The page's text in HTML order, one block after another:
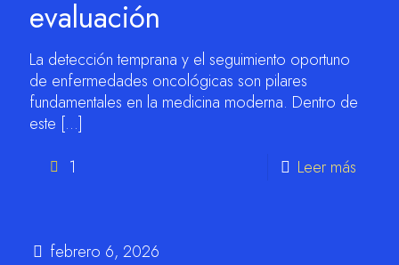
evaluación
La detección temprana y el seguimiento oportuno
de enfermedades oncológicas son pilares
fundamentales en la medicina moderna. Dentro de
este […]
1
Leer más
febrero 6, 2026